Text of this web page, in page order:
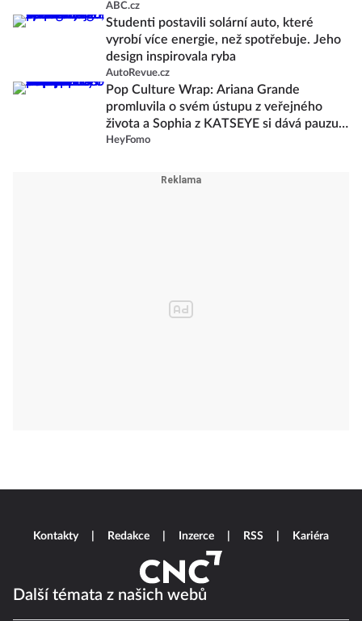
ABC.cz
Studenti postavili solární auto, které
vyrobí více energie, než spotřebuje. Jeho
design inspirovala ryba
AutoRevue.cz
Pop Culture Wrap: Ariana Grande
promluvila o svém ústupu z veřejného
života a Sophia z KATSEYE si dává pauzu
od skupiny
HeyFomo
Další témata z našich webů
Kontakty Redakce Inzerce RSS Kariéra